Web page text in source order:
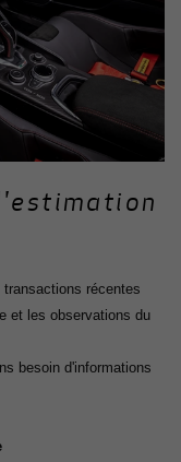
récentes
et les observations du
besoin d'informations